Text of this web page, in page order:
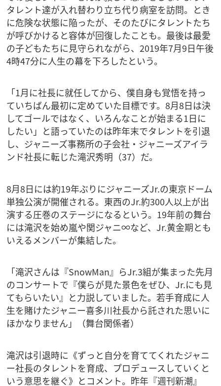
タレント達が入れ替わり立ち代り病室を訪問。とき
に危険な状態に陥ったが、そのたびにタレントたち
が呼びかけると容体が回復したことも。最後は最愛
の子どもたちに見守られながら、2019年7月9日午後
4時47分に人生の幕を下ろしたという。
「1月に社長に就任してから、僕自身も覚悟を持っ
ていちばん最初に定めていた目標です。8月8日は決
してゴールではなく、いろんなことが始まる1日に
したい」と語っていたのは昨年末でタレントを引退
し、ジャニーズ事務所の子会社・ジャニーズアイラ
ンド社長に転じた滝沢秀明（37）だ。
8月8日には約19年ぶりにジャニーズJr.の東京ドーム
単独公演が開催される。東西のJr.約300人以上が出
演する圧巻のステージになるという。19年前の舞台
には滝沢を始め嵐や関ジャニ∞など、Jr.黄金期とも
いえるメンバーが集結した。
「滝沢さんは『SnowMan』らJr.3組が集まった先月
のコンサートで『僕らが見た景色をぜひ、Jr.にも見
てもらいたい』と力説していました。若手育成に人
生を賭けたジャニー喜多川社長から託された思いに
ほかなりません」（舞台関係者）
滝沢は引退時に《ずっと自分を育ててくれたジャニ
ー社長のタレントを育成、プロデュースしていくと
いう意思を継ぐ》とコメント。昨年『週刊新潮』